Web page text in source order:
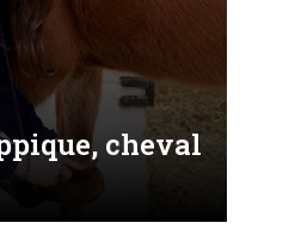
cheval